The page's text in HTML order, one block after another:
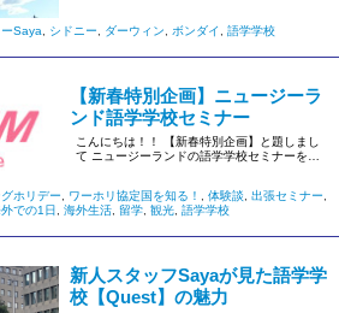
ーSaya, シドニー, ダーウィン, ボンダイ , 語学学校
【新春特別企画】ニュージーラ
ンド語学学校セミナー
こんにちは！！ 【新春特別企画】と題しまし
て ニュージーランドの語学学校セミナーを開
ホリデー, ワーホリ協定国を知る！ , 体験談, 出張セミナー,
での1日 , 海外生活, 留学, 観光, 語学学校
新人スタッフSayaが見た語学学
校【Quest】の魅力